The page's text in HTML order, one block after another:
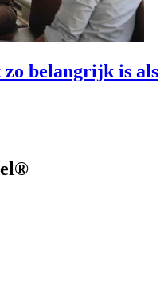
belangrijk is als